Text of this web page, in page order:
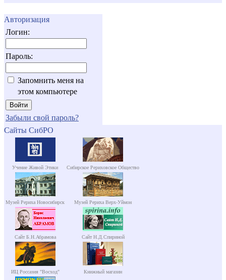
Авторизация
Логин:
Пароль:
Запомнить меня на
этом компьютере
Забыли свой пароль?
Сайты СибРО
Учение Живой Этики Сибирское Рериховское Общество
Музей Рериха Новосибирск Музей Рериха Верх-Уймон
Сайт Б.Н.Абрамова Сайт Н.Д.Спириной
ИЦ Россазия "Восход" Книжный магазин